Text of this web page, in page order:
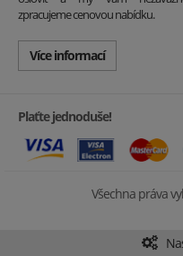
zpracujeme cenovou nabídku.
Více informací
Plaťte jednoduše!
Všechna práva